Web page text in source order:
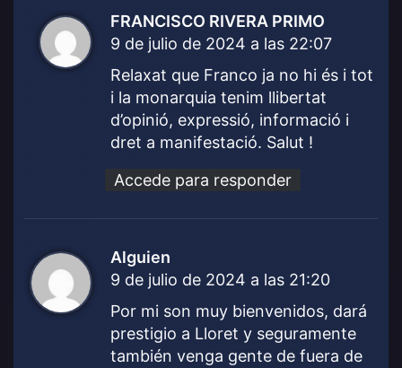
FRANCISCO RIVERA PRIMO
i
c
:
9 de julio de 2024 a las 22:07
Relaxat que Franco ja no hi és i tot
i la monarquia tenim llibertat
d’opinió, expressió, informació i
dret a manifestació. Salut !
Accede para responder
Alguien
i
9 de julio de 2024 a las 21:20
Por mi son muy bienvenidos, dará
prestigio a Lloret y seguramente
también venga gente de fuera de